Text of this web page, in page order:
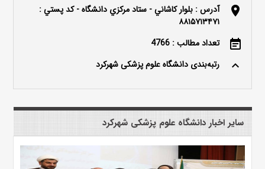
location_on
آدرس : بلوار كاشاني - ستاد مركزي دانشگاه - كد پستي :
۸۸۱۵۷۱۳۴۷۱
event_note تعداد مطالب : 4766
keyboard_arrow_up رتبه‌بندی دانشگاه علوم پزشکی شهرکرد
سایر اخبار دانشگاه علوم پزشکی شهرکرد